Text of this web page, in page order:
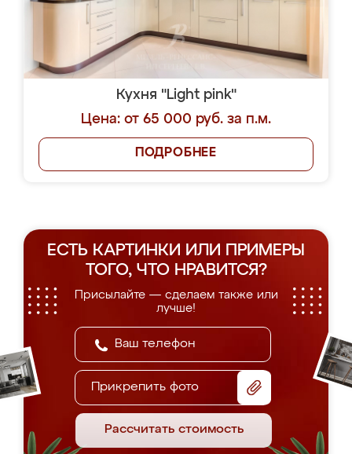
Кухня "Light pink"
Цена: от 65 000 руб. за п.м.
ПОДРОБНЕЕ
ЕСТЬ КАРТИНКИ ИЛИ ПРИМЕРЫ
ТОГО, ЧТО НРАВИТСЯ?
Присылайте — сделаем также или
лучше!
Прикрепить фото
Рассчитать стоимость